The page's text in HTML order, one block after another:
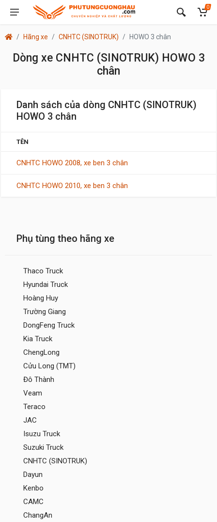
0
Hãng xe CNHTC (SINOTRUK) HOWO 3 chân
Dòng xe CNHTC (SINOTRUK) HOWO 3
chân
Phụ tùng theo hãng xe
Thaco Truck
Hyundai Truck
Hoàng Huy
Trường Giang
DongFeng Truck
Kia Truck
ChengLong
Cửu Long (TMT)
Đô Thành
Veam
Teraco
JAC
Isuzu Truck
Suzuki Truck
CNHTC (SINOTRUK)
Dayun
Kenbo
CAMC
ChangAn
Danh sách của dòng CNHTC (SINOTRUK)
HOWO 3 chân
TÊN
CNHTC HOWO 2008, xe ben 3 chân
CNHTC HOWO 2010, xe ben 3 chân